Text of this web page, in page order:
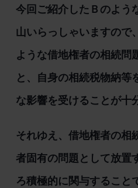
今回ご紹介したＢのよう
山いらっしゃいますので
ような借地権者の相続問
と、自身の相続税物納等
な影響を受けることが十
それゆえ、借地権者の相
者固有の問題として放置
ろ積極的に関与すること